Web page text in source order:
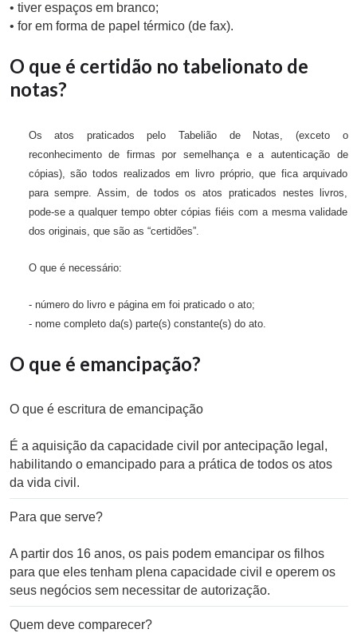
• tiver espaços em branco;
• for em forma de papel térmico (de fax).
O que é certidão no tabelionato de
notas?
Os atos praticados pelo Tabelião de Notas, (exceto o
reconhecimento de firmas por semelhança e a autenticação de
cópias), são todos realizados em livro próprio, que fica arquivado
para sempre. Assim, de todos os atos praticados nestes livros,
pode-se a qualquer tempo obter cópias fiéis com a mesma validade
dos originais, que são as “certidões”.
O que é necessário:
- número do livro e página em foi praticado o ato;
- nome completo da(s) parte(s) constante(s) do ato.
O que é emancipação?
O que é escritura de emancipação
É a aquisição da capacidade civil por antecipação legal,
habilitando o emancipado para a prática de todos os atos
da vida civil.
Para que serve?
A partir dos 16 anos, os pais podem emancipar os filhos
para que eles tenham plena capacidade civil e operem os
seus negócios sem necessitar de autorização.
Quem deve comparecer?